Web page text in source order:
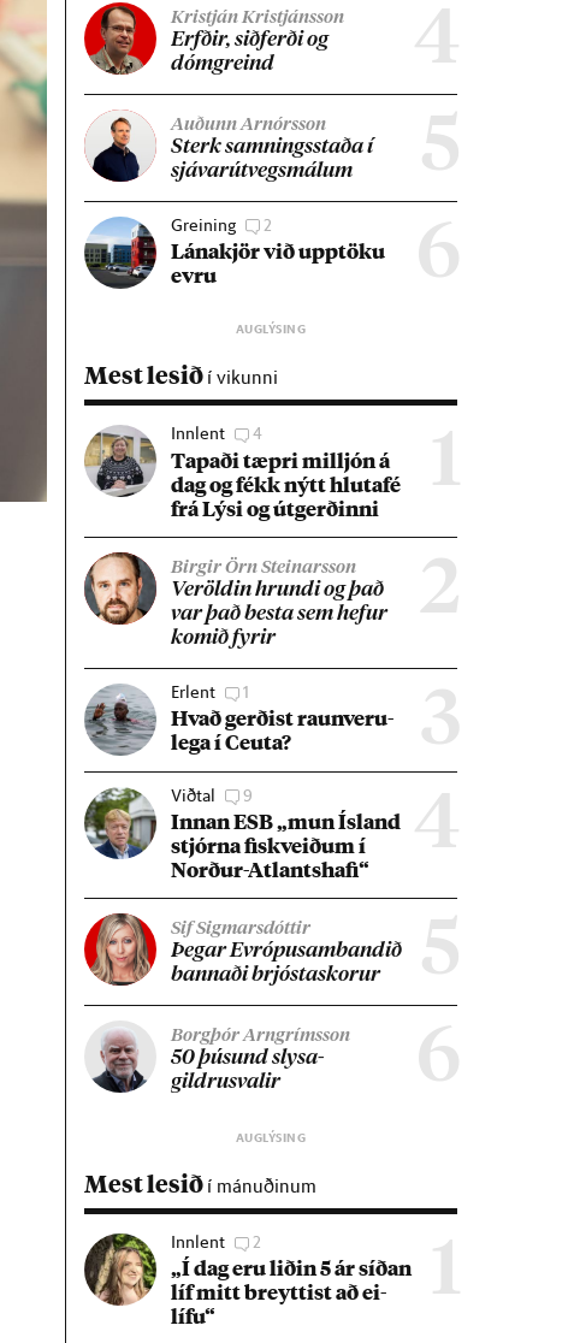
4
Kristján Kristjánsson
Erfð­ir, sið­ferði og
dómgreind
5
Auðunn Arnórsson
Sterk samn­ings­staða í
sjáv­ar­út­vegs­mál­um
6
Greining 2
Lána­kjör við upp­töku
evru
Mest lesið í vikunni
1
Innlent 4
Tap­aði tæpri millj­ón á
dag og fékk nýtt hluta­fé
frá Lýsi og út­gerð­inni
2
Birgir Örn Steinarsson
Ver­öld­in hrundi og það
var það besta sem hef­ur
kom­ið fyr­ir
3
Erlent 1
Hvað gerð­ist raun­veru­
lega í Ceuta?
4
Viðtal 9
Inn­an ESB „mun Ís­land
stjórna fisk­veið­um í
Norð­ur-Atlants­hafi“
5
Sif Sigmarsdóttir
Þeg­ar Evr­ópu­sam­band­ið
bann­aði brjósta­skor­ur
6
Borgþór Arngrímsson
50 þús­und slysa­
gildrusval­ir
Mest lesið í mánuðinum
1
Innlent 2
„Í dag eru lið­in 5 ár síð­an
líf mitt breytt­ist að ei­
lífu“